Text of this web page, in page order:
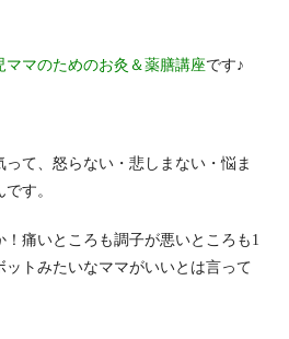
ママのためのお灸＆薬膳講座です♪
て、怒らない・悲しまない・悩ま
す。
痛いところも調子が悪いところも1
トみたいなママがいいとは言って